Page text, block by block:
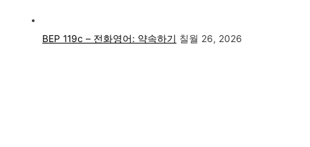
BEP 119c – 전화영어: 약속하기 칠월 26, 2026